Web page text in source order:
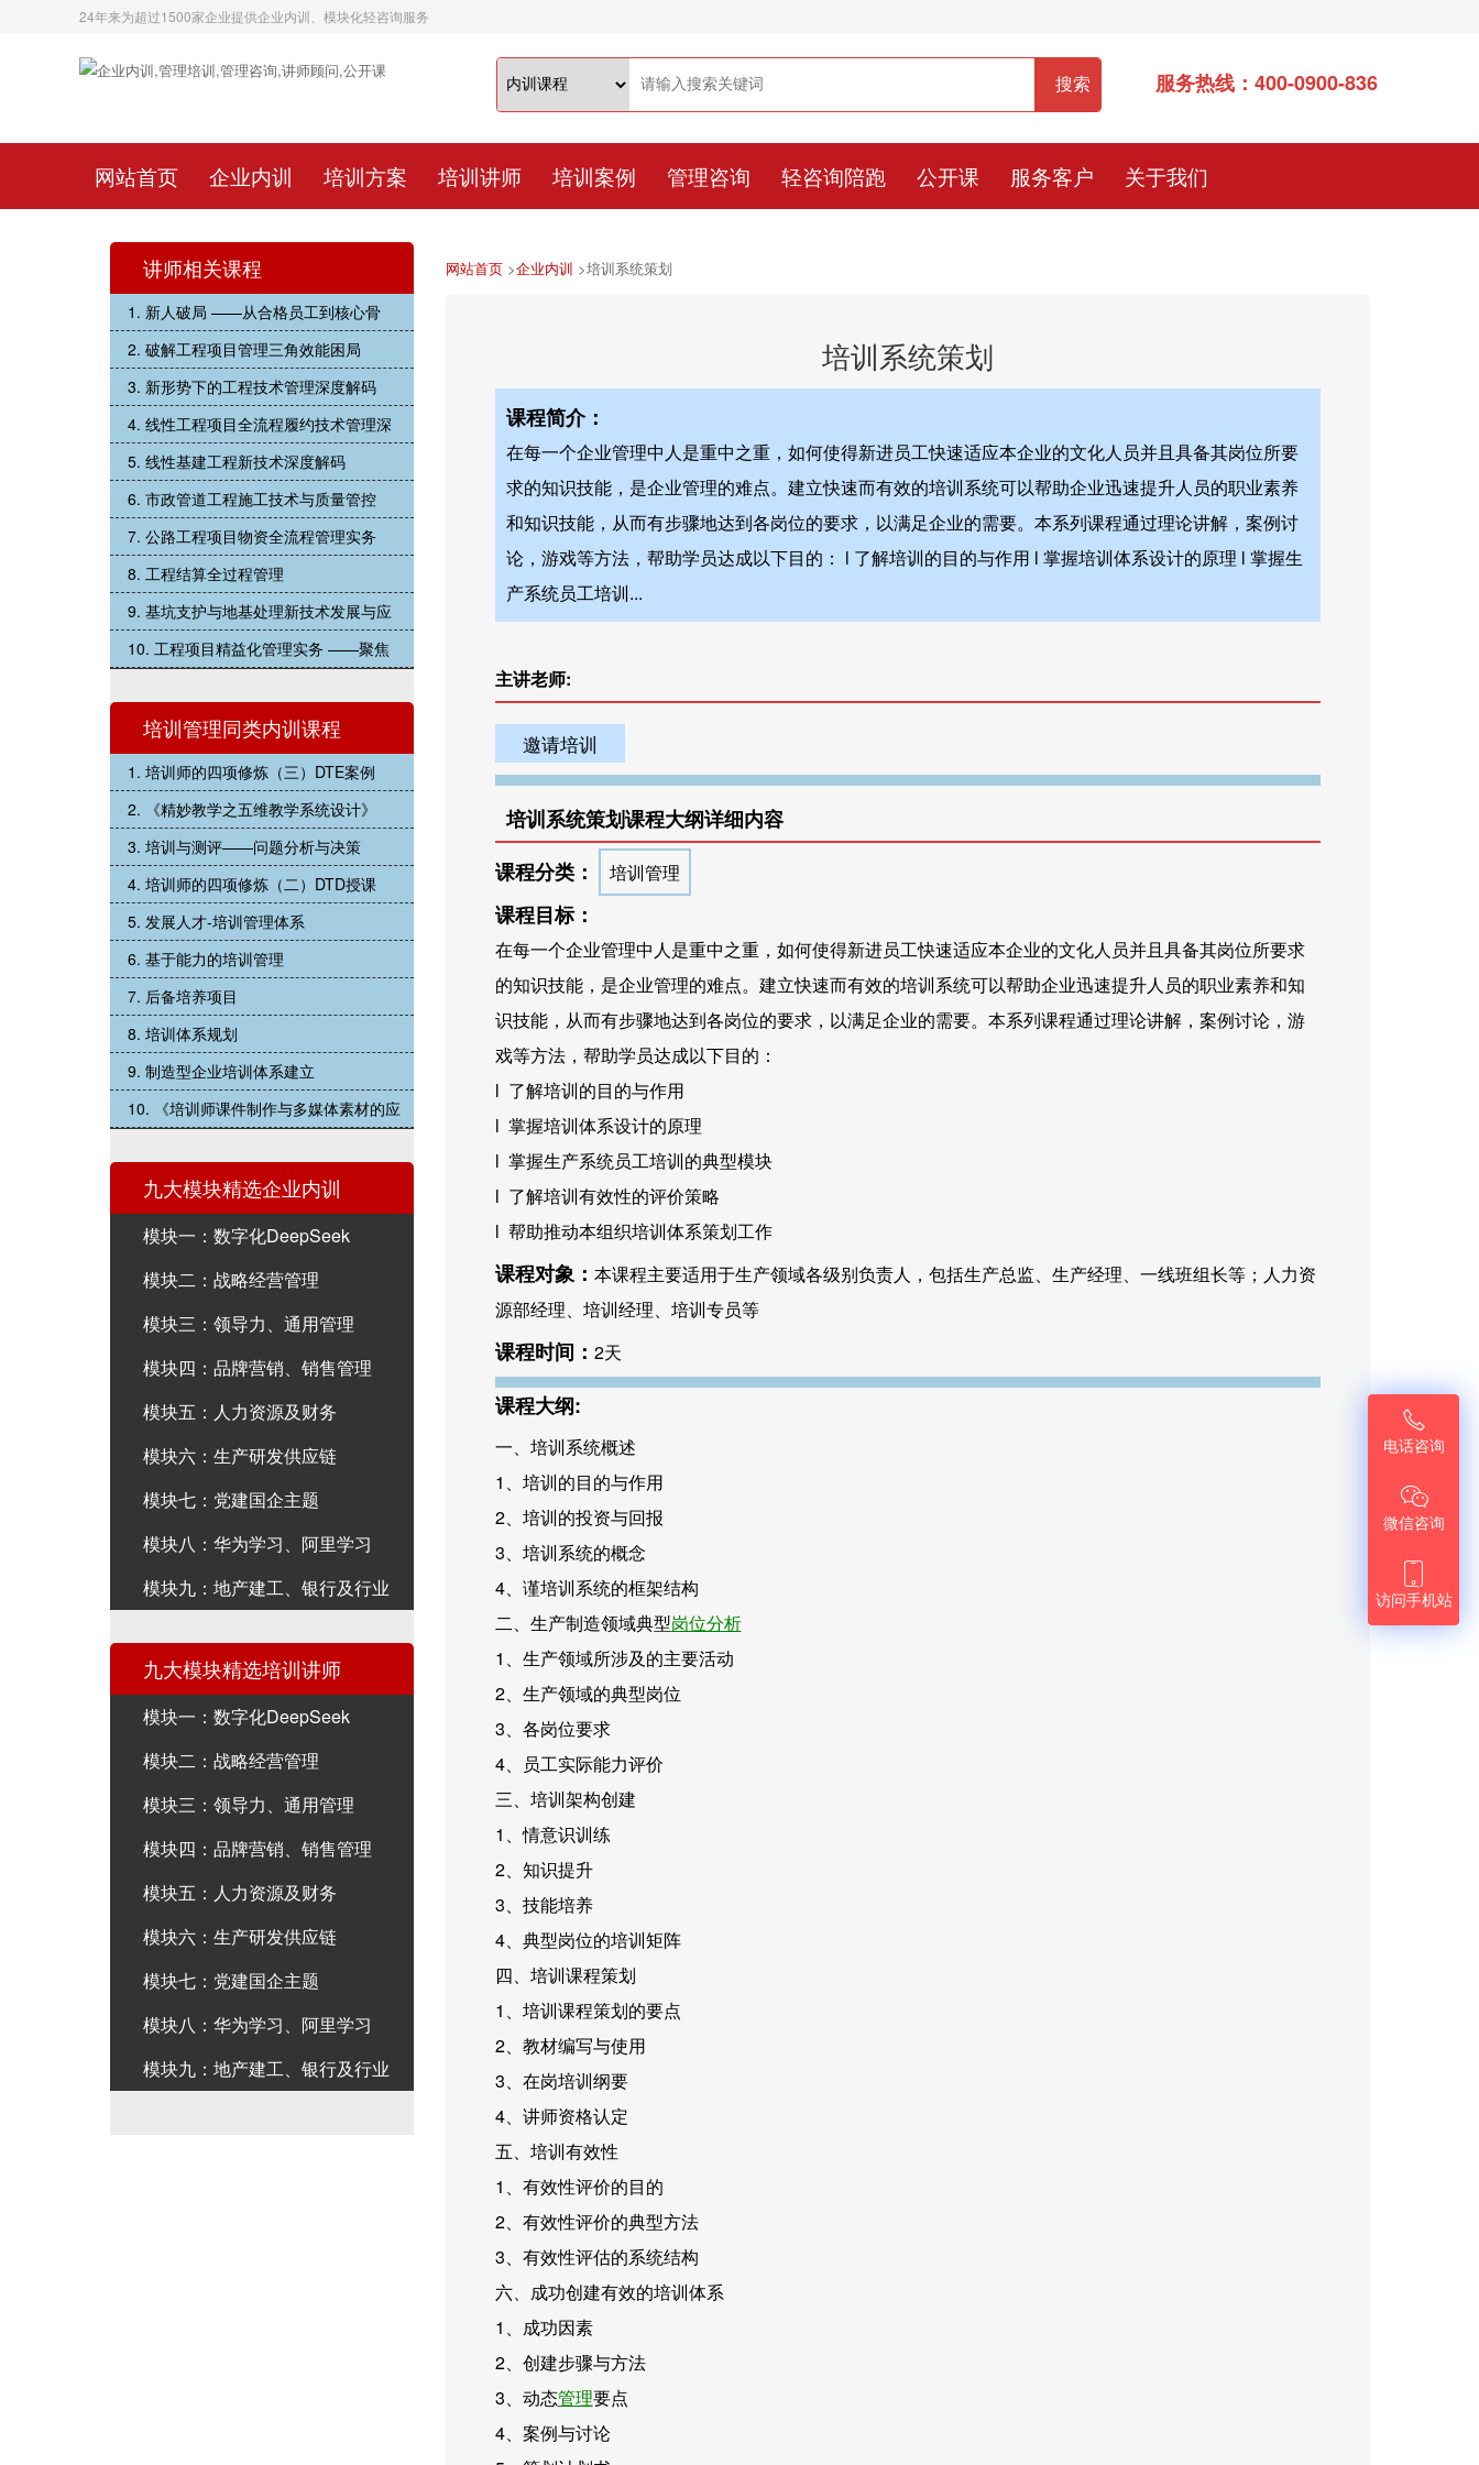
24年来为超过1500家企业提供企业内训、模块化轻咨询服务
服务热线：400-0900-836
网站首页 企业内训 培训方案 培训讲师 培训案例 管理咨询 轻咨询陪跑 公开课 服务客户 关于我们
网站首页>企业内训 >培训系统策划
培训系统策划
课程简介：
在每一个企业管理中人是重中之重，如何使得新进员工快速适应本企业的文化人员并且具备其岗位所要
求的知识技能，是企业管理的难点。建立快速而有效的培训系统可以帮助企业迅速提升人员的职业素养
和知识技能，从而有步骤地达到各岗位的要求，以满足企业的需要。本系列课程通过理论讲解，案例讨
论，游戏等方法，帮助学员达成以下目的： l 了解培训的目的与作用 l 掌握培训体系设计的原理 l 掌握生
产系统员工培训...
主讲老师:
邀请培训
培训系统策划课程大纲详细内容
课程分类：
培训管理
课程目标：
在每一个企业管理中人是重中之重，如何使得新进员工快速适应本企业的文化人员并且具备其岗位所要求
的知识技能，是企业管理的难点。建立快速而有效的培训系统可以帮助企业迅速提升人员的职业素养和知
识技能，从而有步骤地达到各岗位的要求，以满足企业的需要。本系列课程通过理论讲解，案例讨论，游
戏等方法，帮助学员达成以下目的：
l 了解培训的目的与作用
l 掌握培训体系设计的原理
l 掌握生产系统员工培训的典型模块
l 了解培训有效性的评价策略
l 帮助推动本组织培训体系策划工作
课程对象： 本课程主要适用于生产领域各级别负责人，包括生产总监、生产经理、一线班组长等；人力资
源部经理、培训经理、培训专员等
课程时间： 2天
课程大纲:
一、培训系统概述
1、培训的目的与作用
2、培训的投资与回报
3、培训系统的概念
4、谨培训系统的框架结构
二、生产制造领域典型岗位分析
1、生产领域所涉及的主要活动
2、生产领域的典型岗位
3、各岗位要求
4、员工实际能力评价
三、培训架构创建
1、情意识训练
2、知识提升
3、技能培养
4、典型岗位的培训矩阵
四、培训课程策划
1、培训课程策划的要点
2、教材编写与使用
3、在岗培训纲要
4、讲师资格认定
五、培训有效性
1、有效性评价的目的
2、有效性评价的典型方法
3、有效性评估的系统结构
六、成功创建有效的培训体系
1、成功因素
2、创建步骤与方法
3、动态管理要点
4、案例与讨论
讲师相关课程
1. 新人破局 ——从合格员工到核心骨
2. 破解工程项目管理三角效能困局
3. 新形势下的工程技术管理深度解码
4. 线性工程项目全流程履约技术管理深
5. 线性基建工程新技术深度解码
6. 市政管道工程施工技术与质量管控
7. 公路工程项目物资全流程管理实务
8. 工程结算全过程管理
9. 基坑支护与地基处理新技术发展与应
10. 工程项目精益化管理实务 ——聚焦
培训管理同类内训课程
1. 培训师的四项修炼（三）DTE案例
2. 《精妙教学之五维教学系统设计》
3. 培训与测评——问题分析与决策
4. 培训师的四项修炼（二）DTD授课
5. 发展人才-培训管理体系
6. 基于能力的培训管理
7. 后备培养项目
8. 培训体系规划
9. 制造型企业培训体系建立
10. 《培训师课件制作与多媒体素材的应
九大模块精选企业内训
模块一：数字化DeepSeek
模块二：战略经营管理
模块三：领导力、通用管理
模块四：品牌营销、销售管理
模块五：人力资源及财务
模块六：生产研发供应链
模块七：党建国企主题
模块八：华为学习、阿里学习
模块九：地产建工、银行及行业
九大模块精选培训讲师
模块一：数字化DeepSeek
模块二：战略经营管理
模块三：领导力、通用管理
模块四：品牌营销、销售管理
模块五：人力资源及财务
模块六：生产研发供应链
模块七：党建国企主题
模块八：华为学习、阿里学习
模块九：地产建工、银行及行业

电话咨询

微信咨询

访问手机站